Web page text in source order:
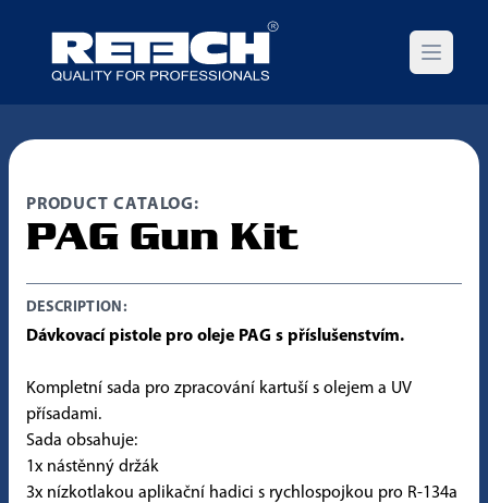
Open
PRODUCT CATALOG:
PAG Gun Kit
DESCRIPTION:
Dávkovací pistole pro oleje PAG s příslušenstvím.
Kompletní sada pro zpracování kartuší s olejem a UV
přísadami.
Sada obsahuje:
1x nástěnný držák
3x nízkotlakou aplikační hadici s rychlospojkou pro R-134a